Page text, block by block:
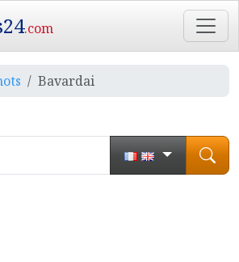
.com
Bavardai